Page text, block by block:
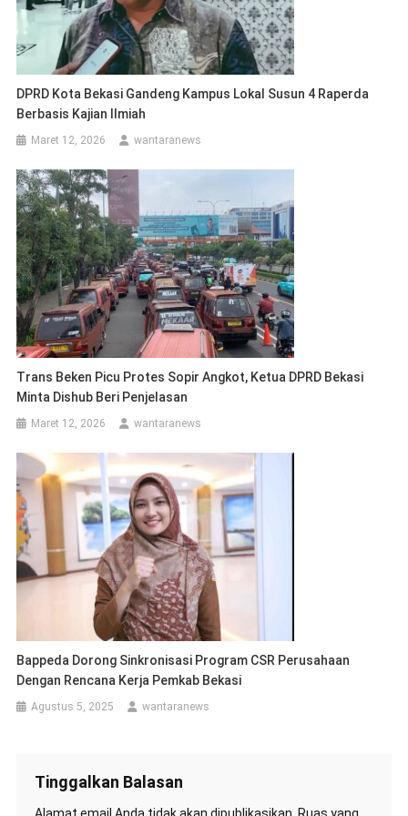
DPRD Kota Bekasi Gandeng Kampus Lokal Susun 4 Raperda
Berbasis Kajian Ilmiah
Maret 12, 2026 wantaranews
Trans Beken Picu Protes Sopir Angkot, Ketua DPRD Bekasi
Minta Dishub Beri Penjelasan
Maret 12, 2026 wantaranews
Bappeda Dorong Sinkronisasi Program CSR Perusahaan
Dengan Rencana Kerja Pemkab Bekasi
Agustus 5, 2025 wantaranews
Tinggalkan Balasan